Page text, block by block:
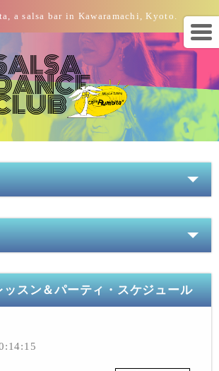
a salsa bar in Kawaramachi, Kyoto.
ッスン＆パーティ・スケジュール